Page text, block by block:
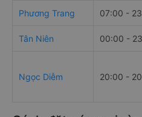
Phương Trang 07:00 -
Tân Niên 00:00 -
Ngọc Diễm 20:00 -